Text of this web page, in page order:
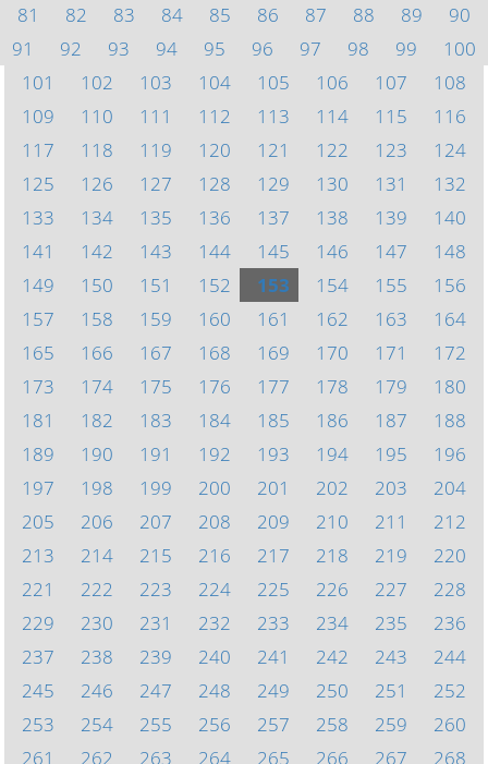
81
82 83 84 85 86 87 88 89
90
91
92 93 94 95 96 97 98 99
100
101
102 103 104 105 106 107
108
109
110 111 112 113 114 115
116
117
118 119 120 121 122 123
124
125
126 127 128 129 130 131
132
133
134 135 136 137 138 139
140
141
142 143 144 145 146 147
148
149
150 151 152 153 154 155
156
157
158 159 160 161 162 163
164
165
166 167 168 169 170 171
172
173
174 175 176 177 178 179
180
181
182 183 184 185 186 187
188
189
190 191 192 193 194 195
196
197
198 199 200 201 202 203
204
205
206 207 208 209 210 211
212
213
214 215 216 217 218 219
220
221
222 223 224 225 226 227
228
229
230 231 232 233 234 235
236
237
238 239 240 241 242 243
244
245
246 247 248 249 250 251
252
253
254 255 256 257 258 259
260
261
262 263 264 265 266 267
268